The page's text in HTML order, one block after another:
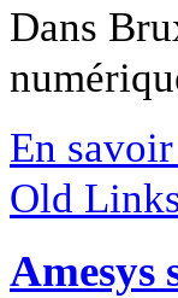
Dans
En
Old
Amesys